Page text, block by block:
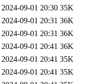
2024-09-01 20:30 35K
2024-09-01 20:31 36K
2024-09-01 20:31 36K
2024-09-01 20:41 36K
2024-09-01 20:41 35K
2024-09-01 20:41 35K